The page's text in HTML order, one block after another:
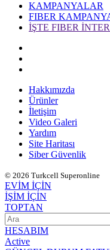
KAMPANYALAR
FIBER
İŞTE FIBER
Hakkımızda
Ürünler
İletişim
Video Galeri
Yardım
Site Haritası
Siber Güvenlik
© 2026 Turkcell Superonline
EVİM İÇİN
İŞİM İÇİN
TOPTAN
HESABIM
Active